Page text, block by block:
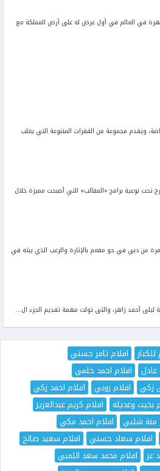
في العالم في أول عرض له على أرض المملكة مع
ويقدم مجموعة من الفقرات المتنوعة التي يغلب
تحت نوعية برامج «المقالب» التي أصبحت مميزة خلال
من دبي في جو مفعم بالإثارة والرعب الذي يبثه في
ليلى أحمد زاهر، والتى تولت مهمة تقديم الجزء ال...
افلام تامر حسني
عادل
افلام احمد حلمي
زكي افلام روبي
افلام احمد زكي
بخيت وعديله
افلام كريم عبدالعزيز
منة شلبي
افلام احمد مكي
افلام سعاد حسني
افلام سعيد صالح
عز
افلام محمد سعد اللمبي